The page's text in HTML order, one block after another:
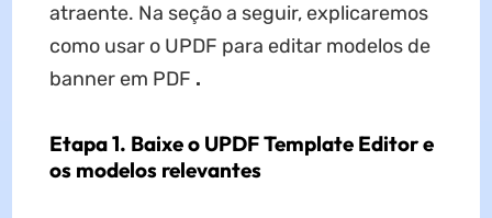
atraente. Na seção a seguir, explicaremos
como usar o UPDF para editar modelos de
banner em PDF .
Etapa 1. Baixe o UPDF Template Editor e
os modelos relevantes